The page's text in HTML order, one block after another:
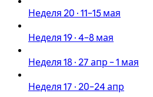
Неделя 20 · 11–15 мая
Неделя 19 · 4–8 мая
Неделя 18 · 27 апр – 1 мая
Неделя 17 · 20–24 апр